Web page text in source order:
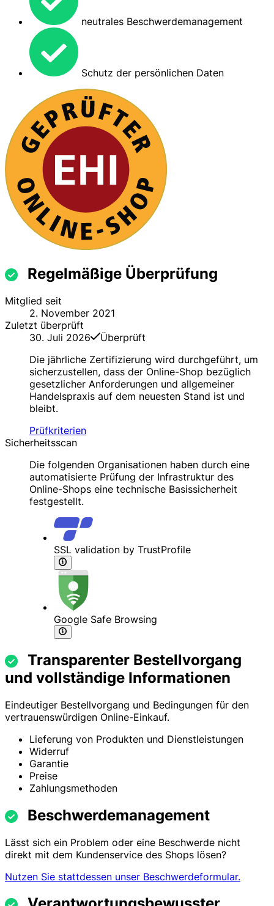
neutrales Beschwerdemanagement
Schutz der persönlichen Daten
Regelmäßige Überprüfung
Mitglied seit
2. November 2021
Zuletzt überprüft
30. Juli 2026
Überprüft
Die jährliche Zertifizierung wird durchgeführt, um
sicherzustellen, dass der Online-Shop bezüglich
gesetzlicher Anforderungen und allgemeiner
Handelspraxis auf dem neuesten Stand ist und
bleibt.
Prüfkriterien
Sicherheitsscan
Die folgenden Organisationen haben durch eine
automatisierte Prüfung der Infrastruktur des
Online-Shops eine technische Basissicherheit
festgestellt.
SSL validation by TrustProfile
Google Safe Browsing
Transparenter Bestellvorgang
und vollständige Informationen
Eindeutiger Bestellvorgang und Bedingungen für den
vertrauenswürdigen Online-Einkauf.
Lieferung von Produkten und Dienstleistungen
Widerruf
Garantie
Preise
Zahlungsmethoden
Beschwerdemanagement
Lässt sich ein Problem oder eine Beschwerde nicht
direkt mit dem Kundenservice des Shops lösen?
Nutzen Sie stattdessen unser Beschwerdeformular.